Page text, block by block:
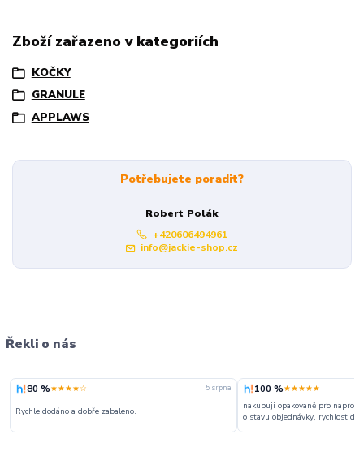
Zboží zařazeno v kategoriích
KOČKY
GRANULE
APPLAWS
Potřebujete poradit?
Robert Polák
+420606494961
info@jackie-shop.cz
Řekli o nás
80 %★★★★☆ 5. srpna
Rychle dodáno a dobře zabaleno.
100 %★★★★★
nakupuji opakovaně pro
o stavu objednávky, rychlost